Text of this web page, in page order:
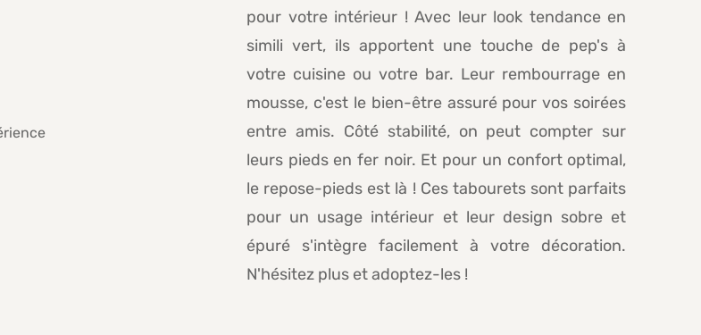
pour votre intérieur ! Avec leur look tendance en
simili vert, ils apportent une touche de pep's à
votre cuisine ou votre bar. Leur rembourrage en
mousse, c'est le bien-être assuré pour vos soirées
entre amis. Côté stabilité, on peut compter sur
leurs pieds en fer noir. Et pour un confort optimal,
le repose-pieds est là ! Ces tabourets sont parfaits
pour un usage intérieur et leur design sobre et
épuré s'intègre facilement à votre décoration.
N'hésitez plus et adoptez-les !